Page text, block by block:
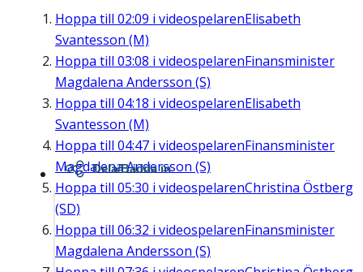
Hoppa till 02:09 i videospelarenElisabeth
Svantesson (M)
Hoppa till 03:08 i videospelarenFinansminister
Magdalena Andersson (S)
Hoppa till 04:18 i videospelarenElisabeth
Svantesson (M)
Hoppa till 04:47 i videospelarenFinansminister
Magdalena Andersson (S)
Hoppa till 05:30 i videospelarenChristina Östberg
(SD)
Hoppa till 06:32 i videospelarenFinansminister
Magdalena Andersson (S)
Dela/Bädda in